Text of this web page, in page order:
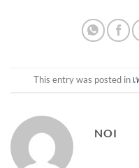
This entry was posted in
NOI